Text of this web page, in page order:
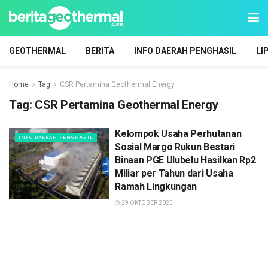
GEOTHERMAL BERITA INFO DAERAH PENGHASIL
Home Tag CSR Pertamina Geothermal Energy
Tag: CSR Pertamina Geothermal Energy
INFO DAERAH PENGHASIL
Kelompok Usaha Perhutanan
Sosial Margo Rukun Bestari
Binaan PGE Ulubelu Hasilkan Rp2
Miliar per Tahun dari Usaha
Ramah Lingkungan
29 OKTOBER 2025